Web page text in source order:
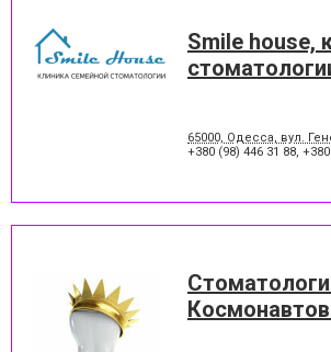
Smile house,
65000, Одесса, вул.
+380 (98) 446 31 88,
Космонавтов